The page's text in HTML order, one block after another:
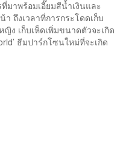
มาพร้อมเอี๊ยมสีน้ำเงินและ
ถึงเวลาที่การกระโดดเก็บ
ง เก็บเห็ดเพิ่มขนาดตัวจะเกิด
ธีมปาร์กโซนใหม่ที่จะเกิด